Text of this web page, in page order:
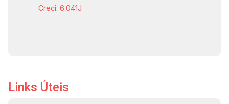
Creci: 6.041J
Links Úteis